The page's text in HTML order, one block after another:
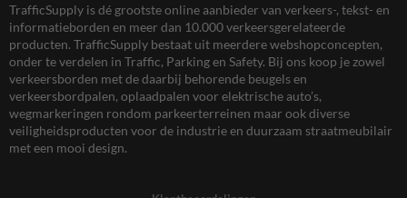
TrafficSupply is dé grootste online aanbieder van verkeers-, tekst- en
informatieborden en meer dan 10.000 verkeersgerelateerde
producten. TrafficSupply bestaat uit meerdere webshopconcepten,
onder te verdelen in Traffic, Parking en Safety. Bij ons koop je zowel
verkeersborden met de daarbij behorende beugels en
verkeersbordpalen, oplaadpalen voor elektrische auto’s,
wegmarkeringen rondom parkeerterreinen maar ook diverse
veiligheidsproducten voor de industrie en duurzaam straatmeubilair
met een mooi design.